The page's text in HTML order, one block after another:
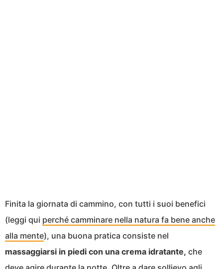
Finita la giornata di cammino, con tutti i suoi benefici
(leggi qui perché camminare nella natura fa bene anche
alla mente), una buona pratica consiste nel
massaggiarsi in piedi con una crema idratante, che